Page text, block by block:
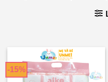
-15%